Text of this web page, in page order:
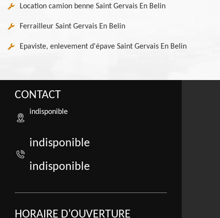
Location camion benne Saint Gervais En Belin
Ferrailleur Saint Gervais En Belin
Epaviste, enlevement d'épave Saint Gervais En Belin
CONTACT
indisponible
indisponible
indisponible
HORAIRE D'OUVERTURE